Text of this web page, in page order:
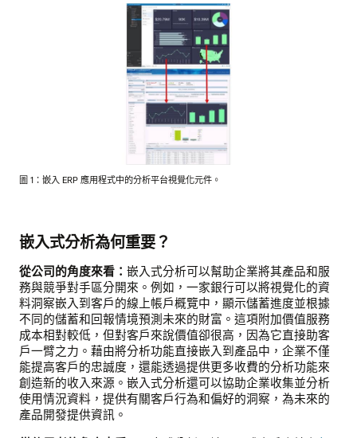
圖 1：嵌入 ERP 應用程式中的分析平台視覺化元件。
嵌入式分析為何重要？
從公司的角度來看： 嵌入式分析可以幫助企業將其產品和服
務與競爭對手區分開來。例如，一家銀行可以將視覺化的資
料洞察嵌入到客戶的線上帳戶概覽中，顯示儲蓄進度並根據
不同的儲蓄和回報情境預測未來的財富。這項附加價值服務
成本相對較低，但對客戶來說價值卻很高，因為它直接助客
戶一臂之力。藉由將分析功能直接嵌入到產品中，企業不僅
能提高客戶的忠誠度，還能透過提供更多收費的分析功能來
創造新的收入來源。嵌入式分析還可以協助企業收集並分析
使用情況資料，提供有關客戶行為和偏好的洞察，為未來的
產品開發提供資訊。